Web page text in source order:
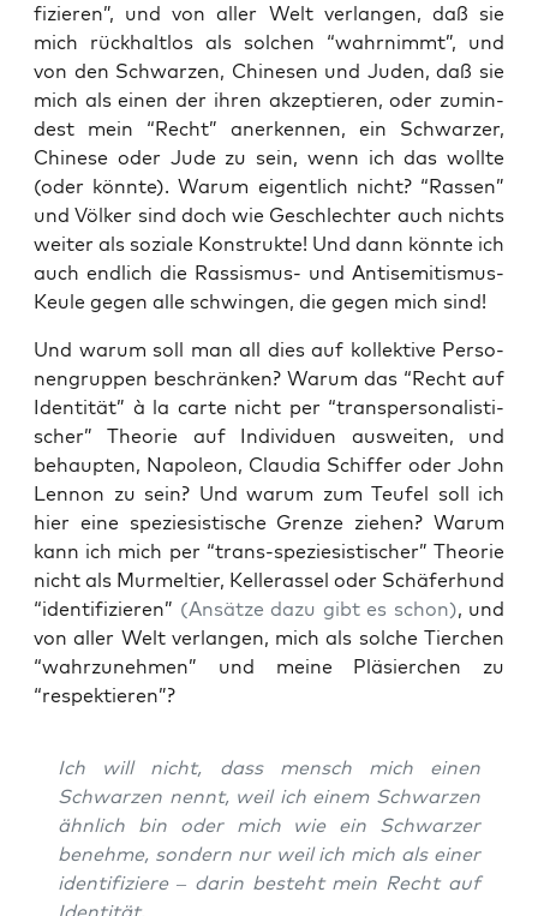
fi­zie­ren”, und von aller Welt ver­lan­gen, daß sie
mich rück­halt­los als sol­chen “wahr­nimmt”, und
von den Schwar­zen, Chi­ne­sen und Juden, daß sie
mich als einen der ihren akzep­tie­ren, oder zumin­
dest mein “Recht” aner­ken­nen, ein Schwar­zer,
Chi­ne­se oder Jude zu sein, wenn ich das woll­te
(oder könn­te). War­um eigent­lich nicht? “Ras­sen”
und Völ­ker sind doch wie Geschlech­ter auch nichts
wei­ter als sozia­le Kon­struk­te! Und dann könn­te ich
auch end­lich die Ras­sis­mus- und Anti­se­mi­tis­mus-
Keu­le gegen alle schwin­gen, die gegen mich sind!
Und war­um soll man all dies auf kol­lek­ti­ve Per­so­
nen­grup­pen beschrän­ken? War­um das “Recht auf
Iden­ti­tät” à la car­te nicht per “trans­per­so­na­lis­ti­
scher” Theo­rie auf Indi­vi­du­en aus­wei­ten, und
behaup­ten, Napo­le­on, Clau­dia Schif­fer oder John
Len­non zu sein? Und war­um zum Teu­fel soll ich
hier eine spe­zie­sis­ti­sche Gren­ze zie­hen? War­um
kann ich mich per “trans-spe­zie­sis­ti­scher” Theo­rie
nicht als Mur­mel­tier, Kel­ler­as­sel oder Schä­fer­hund
“iden­ti­fi­zie­ren” (Ansät­ze dazu gibt es schon), und
von aller Welt ver­lan­gen, mich als sol­che Tier­chen
“wahr­zu­neh­men” und mei­ne Plä­sier­chen zu
“respek­tie­ren”?
Ich will nicht, dass mensch mich einen
Schwar­zen nennt, weil ich einem Schwar­zen
ähn­lich bin oder mich wie ein Schwar­zer
beneh­me, son­dern nur weil ich mich als einer
iden­ti­fi­zie­re – dar­in besteht mein Recht auf
Identität.